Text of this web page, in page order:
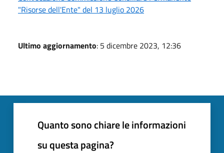
"Risorse dell'Ente" del 13 luglio 2026
Ultimo aggiornamento: 5 dicembre 2023, 12:36
Quanto sono chiare le informazioni
su questa pagina?